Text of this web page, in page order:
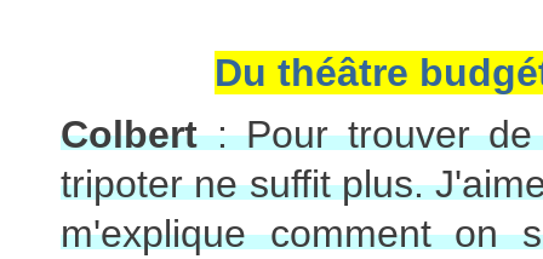
Du théâtre
Colbert: Pour trouver
tripoter ne suffit plus.
m'explique comment on